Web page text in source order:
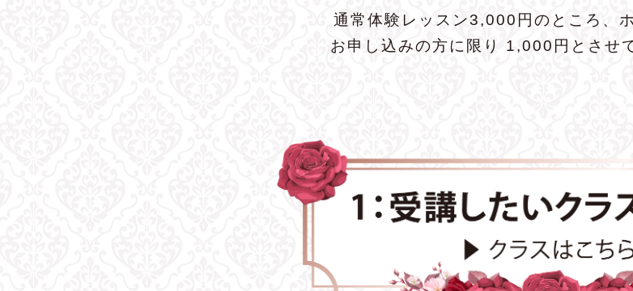
通常体験レッスン3,000円のところ、
お申し込みの方に限り 1,000円とさせ